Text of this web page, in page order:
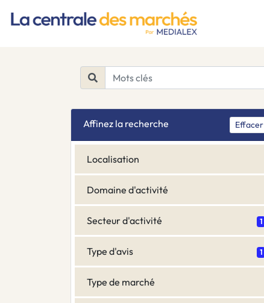
Affinez la recherche Effacer
Localisation
Domaine d'activité
Secteur d'activité 1
Type d'avis 1
Type de marché